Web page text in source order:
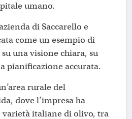
umano.
di Saccarello e
come un esempio di
una visione chiara, su
pianificazione accurata.
rurale del
dove l’impresa ha
italiane di olivo, tra